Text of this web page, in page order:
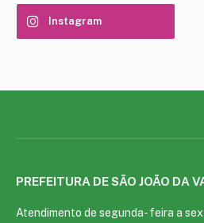
Instagram
PREFEITURA DE SÃO JOÃO DA
Atendimento de segunda- feira a